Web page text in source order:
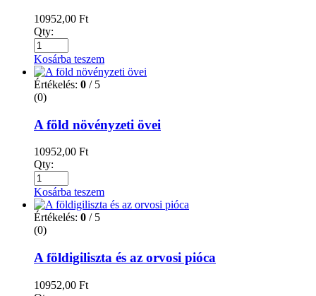
10952,00 Ft
Qty:
Kosárba teszem
Értékelés: 0 / 5
(0)
A föld növényzeti övei
10952,00 Ft
Qty:
Kosárba teszem
Értékelés: 0 / 5
(0)
A földigiliszta és az orvosi pióca
10952,00 Ft